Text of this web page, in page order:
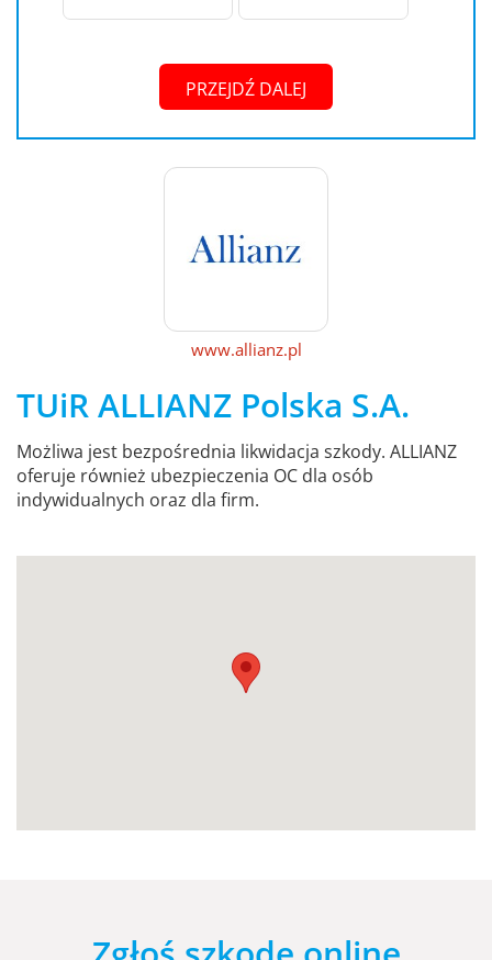
PRZEJDŹ DALEJ
www.allianz.pl
TUiR ALLIANZ Polska S.A.
Możliwa jest bezpośrednia likwidacja szkody. ALLIANZ
oferuje również ubezpieczenia OC dla osób
indywidualnych oraz dla firm.